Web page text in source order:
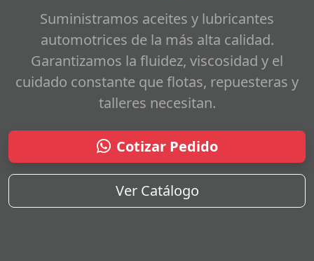
Suministramos aceites y lubricantes
automotrices de la más alta calidad.
Garantizamos la fluidez, viscosidad y el
cuidado constante que flotas, repuesteras y
talleres necesitan.
Cotizar Pedido
Ver Catálogo